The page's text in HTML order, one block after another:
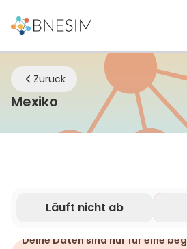
Zurück
MexikoeSIM | Bleiben Sie
Läuft nicht ab
Deine Daten sind nur für eine